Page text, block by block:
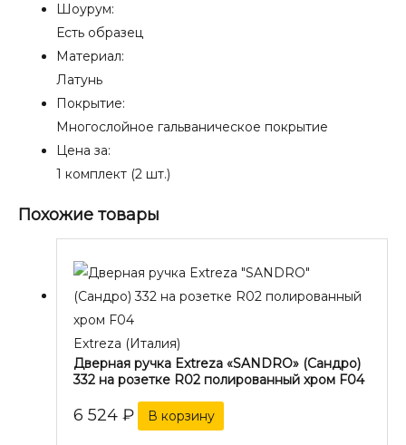
Шоурум:
Есть образец
Материал:
Латунь
Покрытие:
Многослойное гальваническое покрытие
Цена за:
1 комплект (2 шт.)
Похожие товары
Extreza (Италия)
Дверная ручка Extreza «SANDRO» (Сандро)
332 на розетке R02 полированный хром F04
6 524 ₽ В корзину